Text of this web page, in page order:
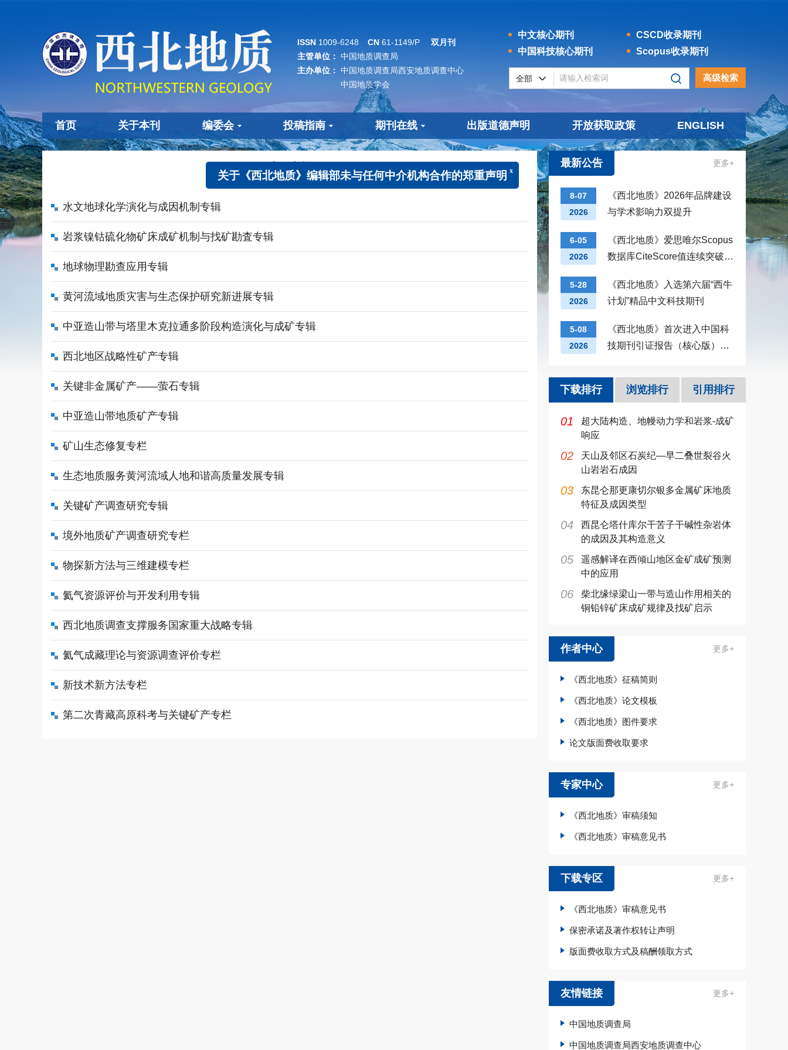
ISSN 1009-6248 CN 61-1149/P
双月刊
主管单位： 中国地质调查局
主办单位： 中国地质调查局西安地质调查中心
中国地质学会
中文核心期刊
CSCD收录期刊
中国科技核心期刊
Scopus收录期刊
高级检索
首页 关于本刊 编委会 投稿指南 期刊在线 出版道德声明 开放获取政策 ENGLISH
专刊专栏
水文地球化学演化与成因机制专辑
岩浆镍钴硫化物矿床成矿机制与找矿勘査专辑
地球物理勘查应用专辑
黄河流域地质灾害与生态保护研究新进展专辑
中亚造山带与塔里木克拉通多阶段构造演化与成矿专辑
西北地区战略性矿产专辑
关键非金属矿产——萤石专辑
中亚造山带地质矿产专辑
矿山生态修复专栏
生态地质服务黄河流域人地和谐高质量发展专辑
关键矿产调查研究专辑
境外地质矿产调查研究专栏
物探新方法与三维建模专栏
氦气资源评价与开发利用专辑
西北地质调查支撑服务国家重大战略专辑
氦气成藏理论与资源调查评价专栏
新技术新方法专栏
第二次青藏高原科考与关键矿产专栏
最新公告 更多+
8-07
2026
《西北地质》2026年品牌建设
与学术影响力双提升
6-05
2026
《西北地质》爱思唯尔Scopus
数据库CiteScore值连续突破新
5-28
2026
《西北地质》入选第六届“西牛
计划”精品中文科技期刊
5-08
2026
《西北地质》首次进入中国科
技期刊引证报告（核心版）地
下载排行 浏览排行 引用排行
01
超大陆构造、地幔动力学和岩浆-成矿
响应
02
天山及邻区石炭纪—早二叠世裂谷火
山岩岩石成因
03
东昆仑那更康切尔银多金属矿床地质
特征及成因类型
04
西昆仑塔什库尔干苦子干碱性杂岩体
的成因及其构造意义
05
遥感解译在西倾山地区金矿成矿预测
中的应用
06
柴北缘绿梁山一带与造山作用相关的
铜铅锌矿床成矿规律及找矿启示
作者中心 更多+
《西北地质》征稿简则
《西北地质》论文模板
《西北地质》图件要求
论文版面费收取要求
专家中心 更多+
《西北地质》审稿须知
《西北地质》审稿意见书
下载专区 更多+
《西北地质》审稿意见书
保密承诺及著作权转让声明
版面费收取方式及稿酬领取方式
友情链接 更多+
中国地质调查局
中国地质调查局西安地质调查中心
x
关于《西北地质》编辑部未与任何中介机构合作的郑重声明